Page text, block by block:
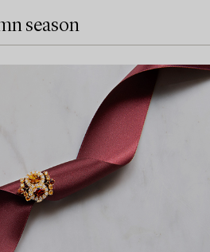
season